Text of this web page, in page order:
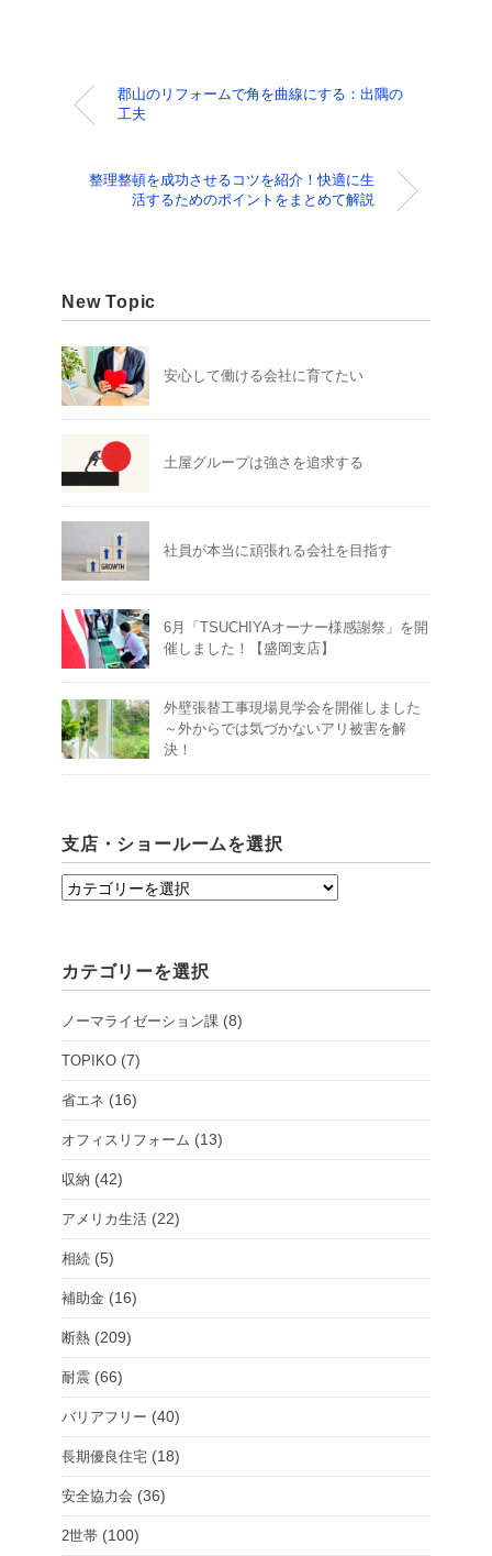
郡山のリフォームで角を曲線にする：出隅の
工夫
整理整頓を成功させるコツを紹介！快適に生
活するためのポイントをまとめて解説
New Topic
安心して働ける会社に育てたい
土屋グループは強さを追求する
社員が本当に頑張れる会社を目指す
6月「TSUCHIYAオーナー様感謝祭」を開
催しました！【盛岡支店】
外壁張替工事現場見学会を開催しました
～外からでは気づかないアリ被害を解
決！
支店・ショールームを選択
支
ョ
ル
ー
を
選
択
カテゴリーを選択
ノーマライゼーション課 (8)
TOPIKO (7)
省エネ (16)
オフィスリフォーム (13)
収納 (42)
アメリカ生活 (22)
相続 (5)
補助金 (16)
断熱 (209)
耐震 (66)
バリアフリー (40)
長期優良住宅 (18)
安全協力会 (36)
2世帯 (100)